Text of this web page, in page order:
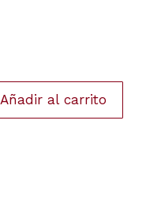
Añadir al carrito